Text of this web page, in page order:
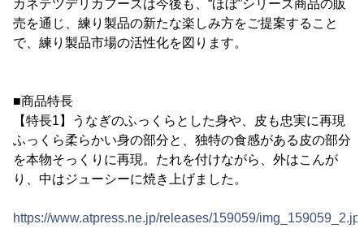
カネテツデリカフーズは今後も、“ほぼ”シリーズ商品の販
売を通じ、練り製品の新たな楽しみ方をご提案すること
で、練り製品市場の活性化を図ります。
■商品特長
【特長1】うなぎのふっくらとした身や、皮も忠実に再現
ふっくら柔らかい身の部分と、独特の食感がある皮の部分
を本物そっくりに再現。たれを付けながら、外はこんが
り、中はジューシーに焼き上げました。
https://www.atpress.ne.jp/releases/159059/